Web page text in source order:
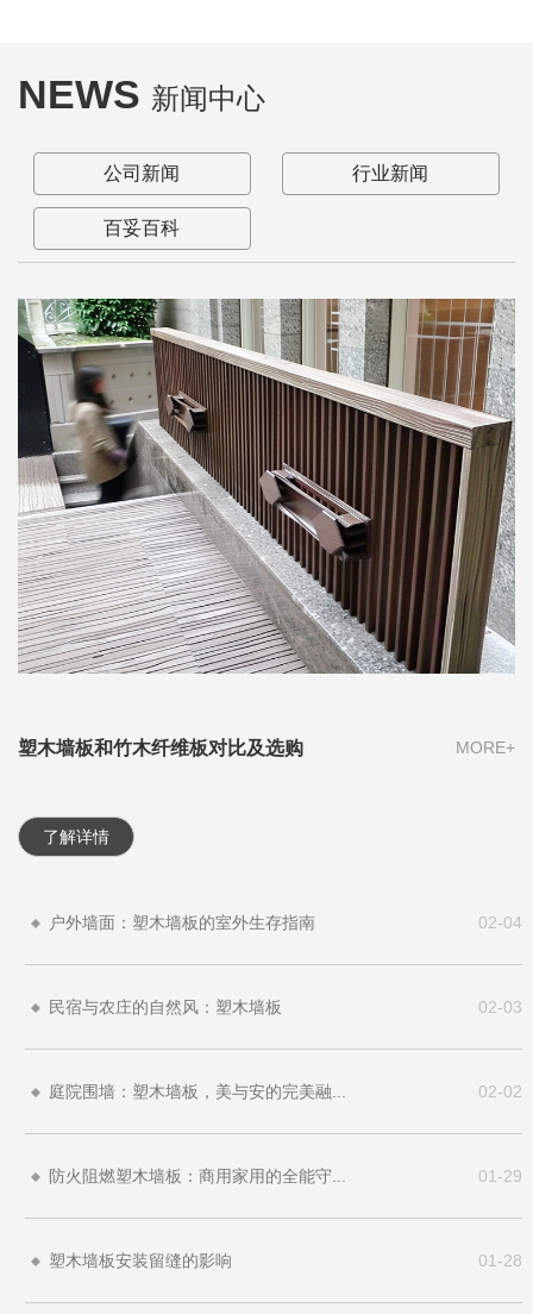
NEWS 新闻中心
公司新闻 行业新闻
百妥百科
塑木墙板和竹木纤维板对比及选购 MORE+
了解详情
户外墙面：塑木墙板的室外生存指南 02-04
民宿与农庄的自然风：塑木墙板 02-03
庭院围墙：塑木墙板，美与安的完美融... 02-02
防火阻燃塑木墙板：商用家用的全能守... 01-29
塑木墙板安装留缝的影响 01-28